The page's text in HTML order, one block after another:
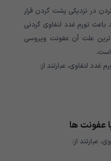
در نزدیکی پشت گردن قرار
باعث تورم غدد لنفاوی گردنی
علت آن عفونت ویروسی
است.
غدد لنفاوی، عبارتند از:
عفونت ها
عبارتند از: